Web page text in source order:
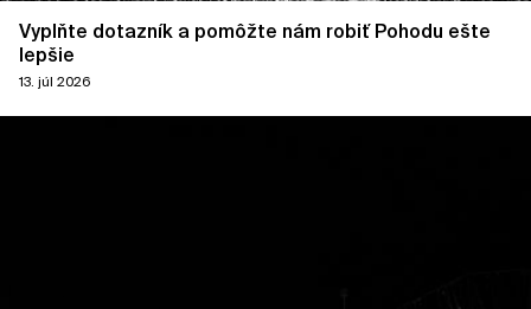
Vyplňte dotazník a pomôžte nám robiť Pohodu ešte
lepšie
13. júl 2026